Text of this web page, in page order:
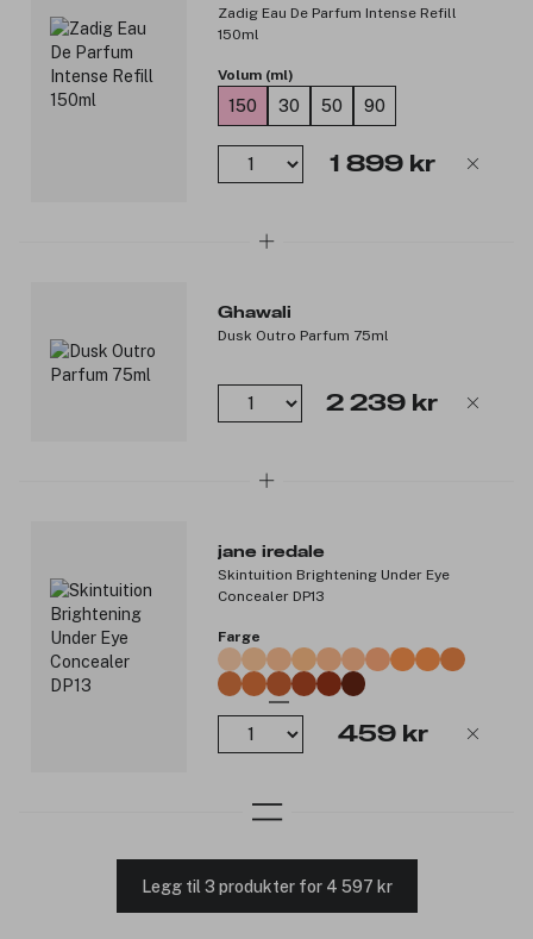
Toppnoter: Epleakkord.
Hjertenoter: Safranakkord.
Bunnoter: Trio av sedertre.
Zadig Eau De Parfum Intense Refill
150ml
Volum (ml)
150 30 50 90
1 899 kr
Ghawali
Dusk Outro Parfum 75ml
2 239 kr
jane iredale
Skintuition Brightening Under Eye
Concealer DP13
Farge
459 kr
Legg til 3 produkter for 4 597 kr